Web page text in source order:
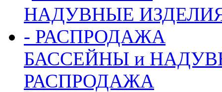
БАССЕЙНЫ и
РАСПРОДАЖА